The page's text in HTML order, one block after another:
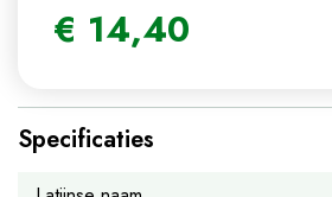
€ 14,40
Specificaties